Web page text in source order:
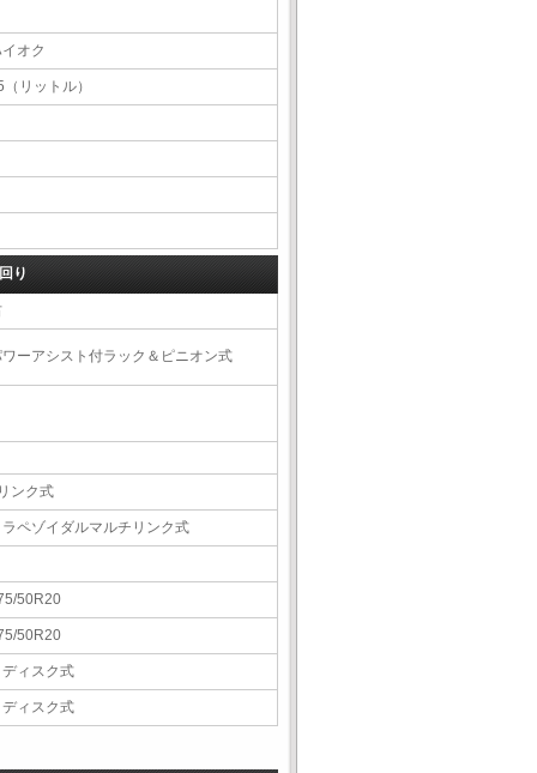
オク
（リットル）
り
ーアシスト付ラック＆ピニオン式
ンク式
ラペゾイダルマルチリンク式
50R20
50R20
ディスク式
ディスク式